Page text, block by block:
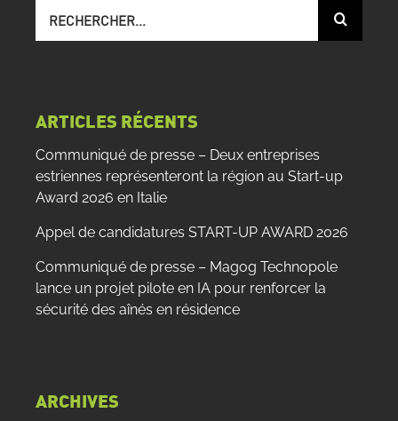
sur
ARTICLES RÉCENTS
Communiqué de presse – Deux entreprises
estriennes représenteront la région au Start-up
Award 2026 en Italie
Appel de candidatures START-UP AWARD 2026
Communiqué de presse – Magog Technopole
lance un projet pilote en IA pour renforcer la
sécurité des aînés en résidence
ARCHIVES